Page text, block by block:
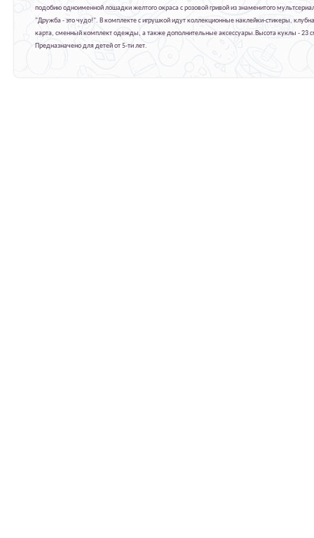
подобию одноименной лошадки желтого окраса с розовой гривой из знаменитого
"Дружба - это чудо!". В комплекте с игрушкой идут коллекционные наклейки-стикеры,
карта, сменный комплект одежды, а также дополнительные аксессуары.Высота куклы - 23
Предназначено для детей от 5-ти лет.